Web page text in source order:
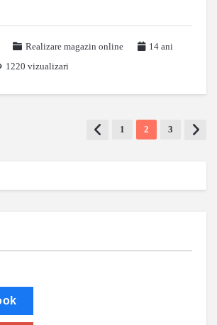
Realizare magazin online
14 ani
1220 vizualizari
1 2 3